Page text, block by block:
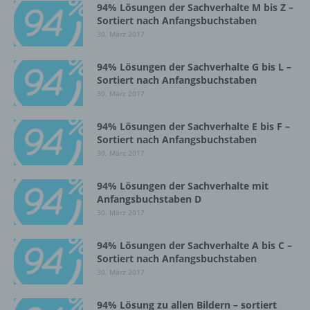
94% Lösungen der Sachverhalte M bis Z –
Sortiert nach Anfangsbuchstaben
30. März 2017
94% Lösungen der Sachverhalte G bis L –
Sortiert nach Anfangsbuchstaben
30. März 2017
94% Lösungen der Sachverhalte E bis F –
Sortiert nach Anfangsbuchstaben
30. März 2017
94% Lösungen der Sachverhalte mit
Anfangsbuchstaben D
30. März 2017
94% Lösungen der Sachverhalte A bis C –
Sortiert nach Anfangsbuchstaben
30. März 2017
94% Lösung zu allen Bildern – sortiert
Einschränkung der Verarbeitung ist die
Markierung gespeicherter
personenbezogener Daten mit dem Ziel, ihre
künftige Verarbeitung einzuschränken.
e) Profiling
Profiling ist jede Art der automatisierten
Verarbeitung personenbezogener Daten, die
darin besteht, dass diese
personenbezogenen Daten verwendet
werden, um bestimmte persönliche Aspekte,
die sich auf eine natürliche Person beziehen,
zu bewerten, insbesondere, um Aspekte
bezüglich Arbeitsleistung, wirtschaftlicher
Lage, Gesundheit, persönlicher Vorlieben,
Interessen, Zuverlässigkeit, Verhalten,
Aufenthaltsort oder Ortswechsel dieser
vorherzusagen.